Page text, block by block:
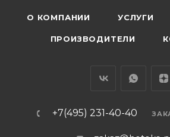
О КОМПАНИИ УСЛУГИ
ПРОИЗВОДИТЕЛИ
+7(495) 231-40-40